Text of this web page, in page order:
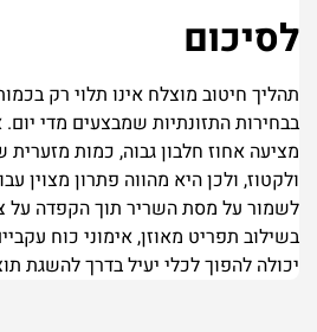
לסיכום
תהליך חיטוב מוצלח אינו תלוי רק
בבחירות התזונתיות שמבצעים מדי יום.
מציעה אחוז חלבון גבוה, כמות
ולקטוז, ולכן היא מהווה פתרון מצוין
לשמור על מסת השריר תוך הקפדה על
בשילוב תפריט מאוזן, אימוני כוח
יכולה להפוך לכלי יעיל בדרך להשגת